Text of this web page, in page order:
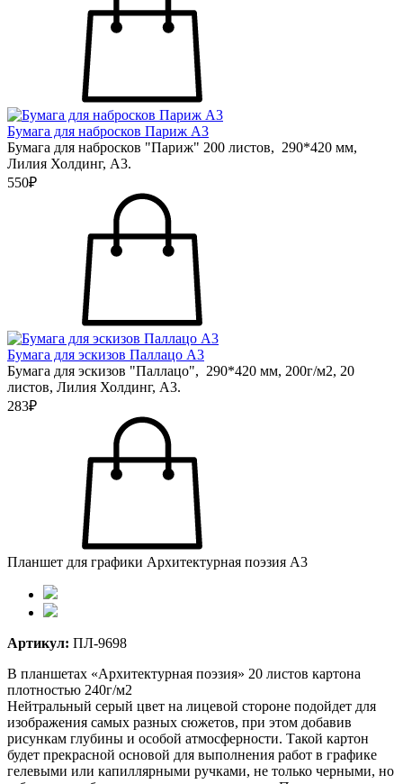
Бумага для набросков Париж А3
Бумага для набросков "Париж" 200 листов, 290*420 мм,
Лилия Холдинг, А3.
550₽
Бумага для эскизов Паллацо А3
Бумага для эскизов "Паллацо", 290*420 мм, 200г/м2, 20
листов, Лилия Холдинг, А3.
283₽
Планшет для графики Архитектурная поэзия А3
Артикул: ПЛ-9698
В планшетах «Архитектурная поэзия» 20 листов картона
плотностью 240г/м2
Нейтральный серый цвет на лицевой стороне подойдет для
изображения самых разных сюжетов, при этом добавив
рисункам глубины и особой атмосферности. Такой картон
будет прекрасной основой для выполнения работ в графике
гелевыми или капиллярными ручками, не только черными, но